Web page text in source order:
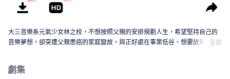
大三音樂系元氣少女林之校，不想按照父親的安排規劃人生，希望堅持自己的
音樂夢想，卻突遭父親患癌的家庭變故，與正好處在事業低谷、想要放棄外科
往都不知道是愛情，兩個人從相識、相知到相愛，經歷過愛情的甜蜜，同時，
全部
劇集